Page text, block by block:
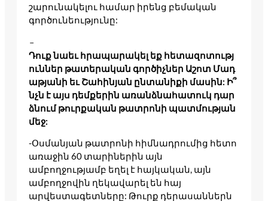
շարունակելու համար իրենց բեմական
գործունեությունը:
–
Դուք նաեւ հրապարակել եք հետազոտությ
ուններ թատերական գործիչներ Աշոտ Մադ
աթյանի եւ Շահինյան ընտանիքի մասին: Ի՞
նչն է այս դեմքերին առանձնահատուկ դար
ձնում թուրքական թատրոնի պատմության
մեջ:
-Օսմանյան թատրոնի հիմնադրումից հետո
առաջին 60 տարիներին այն
ամբողջությամբ եղել է հայկական, այն
ամբողջովին ղեկավարել են հայ
արվեստագետները: Թուրք դերասաններն